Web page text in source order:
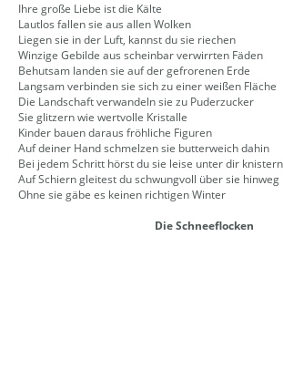
Ihre große Liebe ist die Kälte
Lautlos fallen sie aus allen Wolken
Liegen sie in der Luft, kannst du sie riechen
Winzige Gebilde aus scheinbar verwirrten Fäden
Behutsam landen sie auf der gefrorenen Erde
Langsam verbinden sie sich zu einer weißen Fläche
Die Landschaft verwandeln sie zu Puderzucker
Sie glitzern wie wertvolle Kristalle
Kinder bauen daraus fröhliche Figuren
Auf deiner Hand schmelzen sie butterweich dahin
Bei jedem Schritt hörst du sie leise unter dir knistern
Auf Schiern gleitest du schwungvoll über sie hinweg
Ohne sie gäbe es keinen richtigen Winter
Die Schneeflocken